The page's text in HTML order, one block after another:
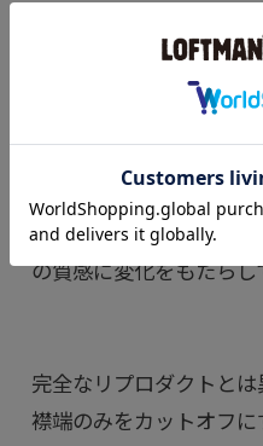
フランスはリール地方
ットンを混紡した糸を
コットンの糸を使用し
ボディとリブの生地は組
配合比率を変更し、肌当
の質感に変化をもたらし
完全なリプロダクトと
襟端のみをカットオフ